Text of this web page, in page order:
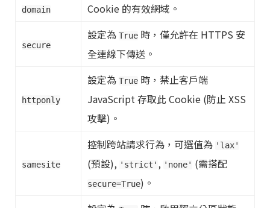
domain Cookie 的有效網域。
secure
設定為 True 時，僅允許在 HTTPS 安
全連線下傳送。
httponly
設定為 True 時，禁止客戶端
JavaScript 存取此 Cookie (防止 XSS
攻擊)。
samesite
控制跨站請求行為，可選值為 'lax'
(預設), 'strict' , 'none' (需搭配
secure=True)。